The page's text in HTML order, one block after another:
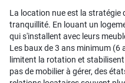
La location nue est la stratégie
tranquillité. En louant un
qui s'installent avec leurs
Les baux de 3 ans minimum (6
limitent la rotation et
pas de mobilier à gérer, des